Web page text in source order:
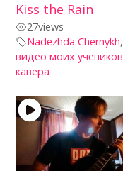
Kiss the Rain
27views
Nadezhda Chernykh,
видео моих учеников
кавера